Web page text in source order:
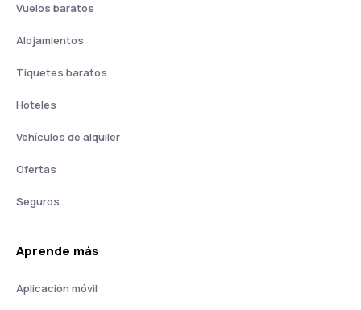
Vuelos baratos
Alojamientos
Tiquetes baratos
Hoteles
Vehículos de alquiler
Ofertas
Seguros
Aprende más
Aplicación móvil